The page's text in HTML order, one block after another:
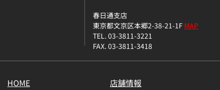
春日通支店
東京都文京区本郷2-38-21-1FMAP
TEL. 03-3811-3221
FAX. 03-3811-3418
HOME
店舗情報